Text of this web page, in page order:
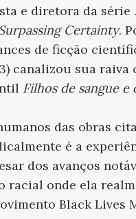
e diretora da série
Certainty.
de ficção
canalizou sua
Filhos de sangue e
das obras
é a
dos avanços
racial onde ela
Black Lives